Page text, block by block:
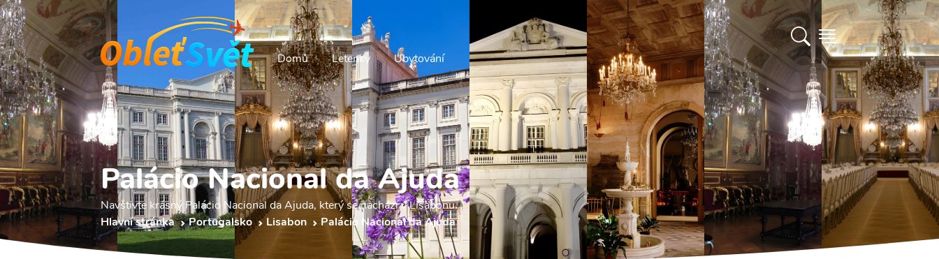
Domů Letenky Ubytování
Palácio Nacional da Ajuda
Navštivte krásný Palácio Nacional da Ajuda, který se nachází v Lisabonu.
Hlavní stránka
Portugalsko Lisabon Palácio Nacional da Ajuda